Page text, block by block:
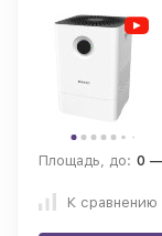
Площадь, до: 0
К сравнению